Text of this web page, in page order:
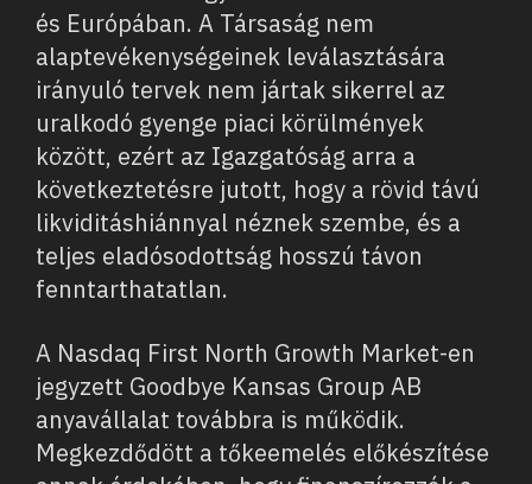
és Európában. A Társaság nem
alaptevékenységeinek leválasztására
irányuló tervek nem jártak sikerrel az
uralkodó gyenge piaci körülmények
között, ezért az Igazgatóság arra a
következtetésre jutott, hogy a rövid távú
likviditáshiánnyal néznek szembe, és a
teljes eladósodottság hosszú távon
fenntarthatatlan.
A Nasdaq First North Growth Market-en
jegyzett Goodbye Kansas Group AB
anyavállalat továbbra is működik.
Megkezdődött a tőkeemelés előkészítése